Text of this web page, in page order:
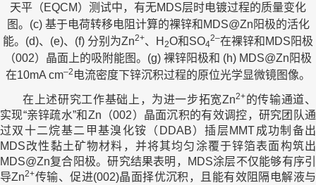
天平（EQCM）测试中，有无MDS层时电镀过程的质量变化
图。(c) 基于电荷转移电阻计算的裸锌和MDS@Zn阳极的活化
能。(d)、(e)、(f) 分别为Zn2+、H 2O和SO4
2–在裸锌和MDS阳极
（002）晶面上的吸附能图。(g) 裸锌阳极和 (h) MDS@Zn阳极
在10mA cm–2 电流密度下锌沉积过程的原位光学显微镜图像。
在上述研究工作基础上，为进一步拓宽Zn2+的传输通道、
实现“亲锌疏水”和Zn（002）晶面沉积的有效调控，研究团队通
过双十二烷基二甲基溴化铵（DDAB）插层MMT成功制备出
MDS改性黏土矿物材料，并将其均匀涂覆于锌箔表面构筑出
MDS@Zn复合阳极。研究结果表明，MDS涂层不仅能够有序引
导Zn2+传输、促进(002)晶面择优沉积，且能有效阻隔电解液与